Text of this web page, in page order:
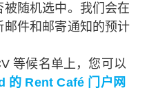
被随机选中。我们会在
邮件和邮寄通知的预计
等候名单上，您可以
的 Rent Café 门户网